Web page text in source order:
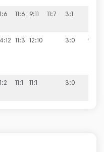
11:6 9:11 11:7 3:1
11:3 12:10 3:0 9:1
11:1 11:1 3:0